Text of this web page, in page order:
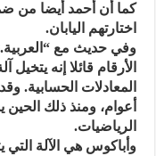
اختارتهم اليابان.
وفي حديث مع
الأرقام قائلا إنه
أعوام، ومنذ ذلك
الرياضيات.
وأباكوس هي الآلة